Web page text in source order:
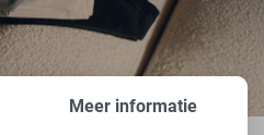
Meer informatie